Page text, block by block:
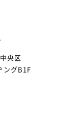
央区
ングB1F